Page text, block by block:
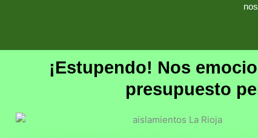
¡Estupendo! Nos
presupuesto